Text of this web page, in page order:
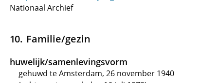
Nationaal Archief
Familie/gezin
huwelijk/samenlevingsvorm
gehuwd te Amsterdam, 26 november 1940